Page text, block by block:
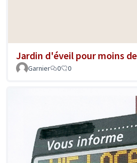
Jardin d'éveil pour moins
Garnier
0 0